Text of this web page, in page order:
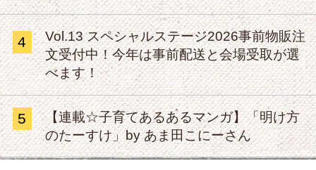
4
Vol.13 スペシャルステージ2026事前物販注
文受付中！今年は事前配送と会場受取が選
べます！
5
【連載☆子育てあるあるマンガ】「明け方
のたーすけ」by あま田こにーさん